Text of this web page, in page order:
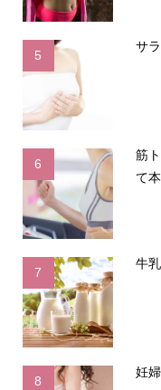
5
サ
6
筋
て
7
牛
8
妊